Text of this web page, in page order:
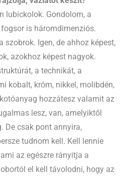
lubickolok. Gondolom, a
is háromdimenziós.
szobrok. Igen, de ahhoz képest,
azokhoz képest nagyok.
a technikát, a
kobalt, króm, nikkel, molibdén,
hozzátesz valamit az
lesz, van, amelyiktől
De csak pont annyira,
tudnom kell. Kell lennie
az egészre rányitja a
el kell távolodni, hogy az